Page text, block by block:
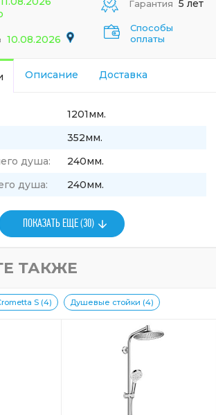
10.08.2026
Гарантия 5 лет
Способы
оплаты
Описание Доставка
1201мм.
352мм.
душа:
240мм.
душа:
240мм.
ПОКАЗАТЬ ЕЩЕ (30)
ТАКЖЕ
S (4) Душевые стойки (4)